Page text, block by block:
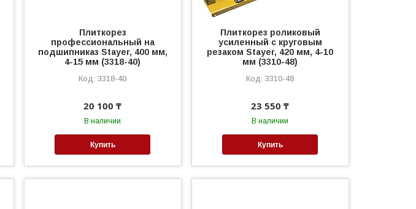
Плиткорез
профессиональный на
подшипниказ Stayer, 400 мм,
4-15 мм (3318-40)
3318-40
20 100 ₸
В наличии
Купить
Плиткорез роликовый
усиленный с круговым
резаком Stayer, 420 мм, 4-10
мм (3310-48)
3310-48
23 550 ₸
В наличии
Купить